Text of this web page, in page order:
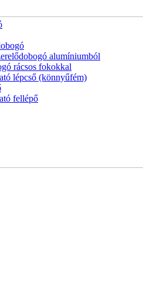
alumíniumból
rácsos fokokkal
lépcső (könnyűfém)
fellépő